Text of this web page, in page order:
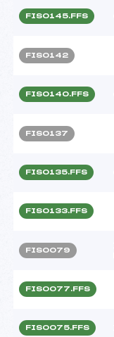
FIS0145.FFS
FIS0142
FIS0140.FFS
FIS0137
FIS0135.FFS
FIS0133.FFS
FIS0079
FIS0077.FFS
FIS0075.FFS